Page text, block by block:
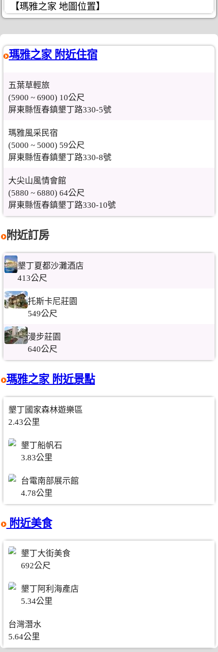
【瑪雅之家 地圖位置】
瑪雅之家 附近住宿
五葉草輕旅
(5900 ~ 6900) 10公尺
屏東縣恆春鎮墾丁路330-5號
瑪雅風采民宿
(5000 ~ 5000) 59公尺
屏東縣恆春鎮墾丁路330-8號
大尖山風情會館
(5880 ~ 6880) 64公尺
屏東縣恆春鎮墾丁路330-10號
附近訂房
墾丁夏都沙灘酒店
413公尺
托斯卡尼莊園
549公尺
漫步莊園
640公尺
瑪雅之家 附近景點
墾丁國家森林遊樂區
2.43公里
墾丁船帆石
3.83公里
台電南部展示館
4.78公里
附近美食
墾丁大街美食
692公尺
墾丁阿利海產店
5.34公里
台灣潛水
5.64公里